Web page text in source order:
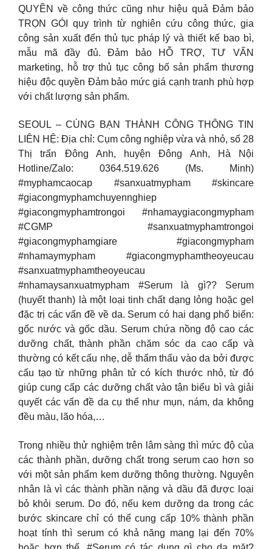
QUYỀN về công thức cũng như hiệu quả Đảm bảo
TRỌN GÓI quy trình từ nghiên cứu công thức, gia
công sản xuất đến thủ tục pháp lý và thiết kế bao bì,
mẫu mã đầy đủ. Đảm bảo HỖ TRỢ, TƯ VẤN
marketing, hỗ trợ thủ tục công bố sản phẩm thương
hiệu độc quyền Đảm bảo mức giá cạnh tranh phù hợp
với chất lượng sản phẩm.
SEOUL – CÙNG BẠN THÀNH CÔNG THÔNG TIN
LIÊN HỆ: Địa chỉ: Cụm công nghiệp vừa và nhỏ, số 28
Thị trấn Đông Anh, huyện Đông Anh, Hà Nội
Hotline/Zalo: 0364.519.626 (Ms. Minh)
#myphamcaocap #sanxuatmypham #skincare
#giacongmyphamchuyennghiep
#giacongmyphamtrongoi #nhamaygiacongmypham
#CGMP #sanxuatmyphamtrongoi
#giacongmyphamgiare #giacongmypham
#nhamaymypham #giacongmyphamtheoyeucau
#sanxuatmyphamtheoyeucau
#nhamaysanxuatmypham #Serum là gì?? Serum
(huyết thanh) là một loại tinh chất dạng lỏng hoặc gel
đặc trị các vấn đề về da. Serum có hai dạng phổ biến:
gốc nước và gốc dầu. Serum chứa nồng độ cao các
dưỡng chất, thành phần chăm sóc da cao cấp và
thường có kết cấu nhẹ, dễ thẩm thấu vào da bởi được
cấu tạo từ những phân tử có kích thước nhỏ, từ đó
giúp cung cấp các dưỡng chất vào tận biểu bì và giải
quyết các vấn đề da cụ thể như mụn, nám, da không
đều màu, lão hóa,…
Trong nhiều thử nghiệm trên lâm sàng thì mức độ của
các thành phần, dưỡng chất trong serum cao hơn so
với một sản phẩm kem dưỡng thông thường. Nguyên
nhân là vì các thành phần nặng và dầu đã được loại
bỏ khỏi serum. Do đó, nếu kem dưỡng da trong các
bước skincare chỉ có thể cung cấp 10% thành phần
hoạt tính thì serum có khả năng mang lại đến 70%